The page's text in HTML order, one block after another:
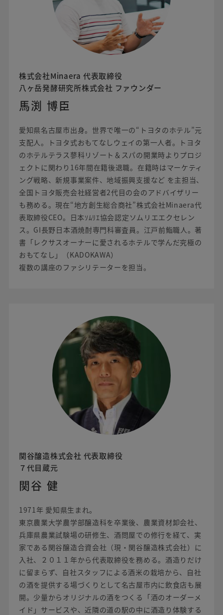
株式会社Minaera 代表取締役
八ヶ岳発酵研究所株式会社 ファウンダー
馬渕 博臣
愛知県名古屋市出身。世界で唯一の“トヨタのホテル”元
支配人。トヨタ式おもてなしウェイの第一人者。トヨタ
のホテルテラス蓼科リゾート＆スパの開業時よりプロジ
ェクトに関わり16年間在籍後退職。在籍時はマーケティ
ング戦略、新規事業案件、地域振興支援など を主担当、
全国トヨタ販売会社経営者2代目の会のアドバイザリー
も務める。現在“地方創生総合商社”株式会社Minaera代
表取締役CEO。日本ｿﾑﾘｴ協会認定ソムリエエクセレン
ス。GI長野日本酒焼酎専門科審査員。江戸前鮨職人。著
書「レクサスオーナーに愛されるホテルで学んだ究極の
おもてなし」（KADOKAWA）
複数の講座のファシリテーターを担当。
関谷醸造株式会社 代表取締役
７代目蔵元
関谷 健
1971年 愛知県生まれ。
東京農業大学農学部醸造科を卒業後、農業資材卸会社、
兵庫県農業試験場の研修生、酒問屋での修行を経て、実
家である関谷醸造合資会社（現・関谷醸造株式会社）に
入社、２０１１年から代表取締役を務める。酒造りだけ
に留まらず、自社スタッフによる酒米の栽培から、自社
の酒を提供する場づくりとして名古屋市内に飲食店も展
開。少量からオリジナルの酒をつくる「酒のオーダーメ
イド」サービスや、近隣の道の駅の中に酒造り体験する